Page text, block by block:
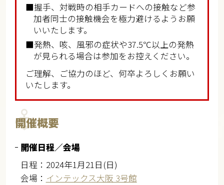
■握手、対戦時の相手カードへの接触など参
加者同士の接触機会を極力避けるようお願
いいたします。
■発熱、咳、風邪の症状や37.5℃以上の発熱
が見られる場合は参加をお控えください。
ご理解、ご協力のほど、何卒よろしくお願い
いたします。
開催概要
開催日程／会場
日程：2024年1月21日(日)
会場： インテックス大阪 3号館